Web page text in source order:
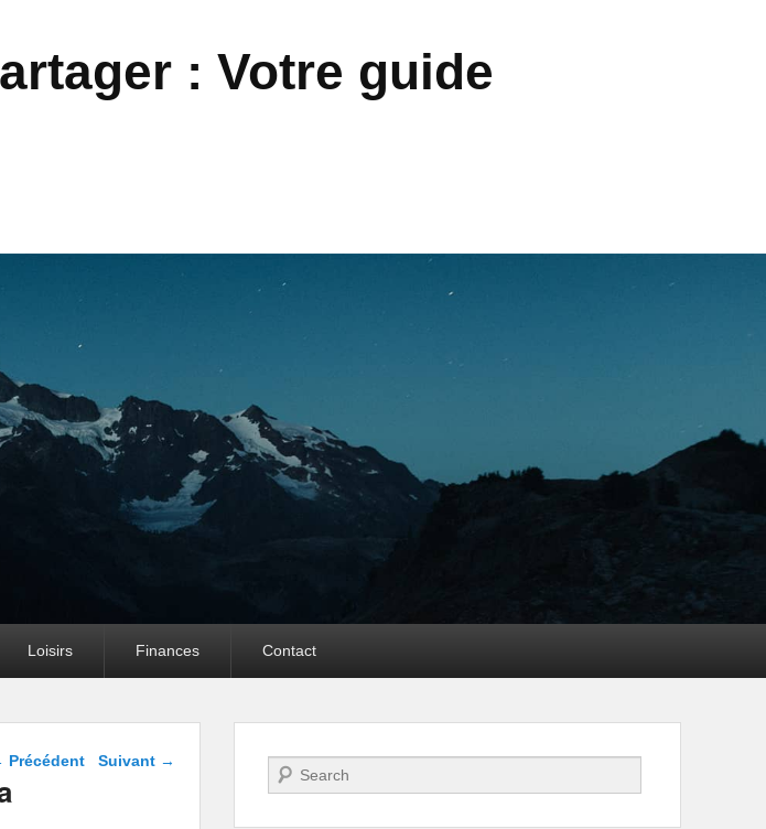
: Votre guide
Loisirs Finances Contact
Navigation dans les
Précédent Suivant → Recherche